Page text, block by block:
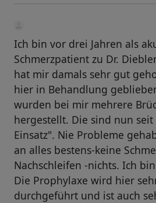
Ich bin vor drei Jahren als
Schmerzpatient zu Dr.
hat mir damals sehr gut
hier in Behandlung
wurden bei mir mehrere
hergestellt. Die sind nun seit
Einsatz". Nie Probleme
an alles bestens-keine
Nachschleifen -nichts. Ich
Die Prophylaxe wird hier
durchgeführt und ist auch